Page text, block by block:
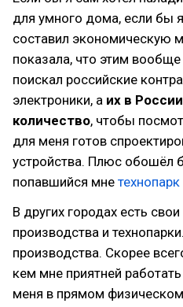
для умного дома, если бы
составил экономическую
показала, что этим
поискал российские
электроники, а их в
количество, чтобы
для меня готов
устройства. Плюс обошёл
попавшийся мне
В других городах есть
производства и
производства. Скорее
кем мне приятней
меня в прямом